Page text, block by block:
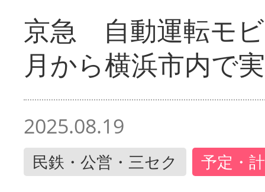
京急 自動運転モ
月から横浜市内で
2025.08.19
民鉄・公営・三セク 予定・